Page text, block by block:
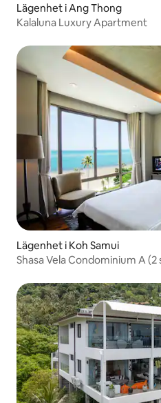
Lägenhet i Ang Thong
Kalaluna Luxury Apartment
Lägenhet i Koh Samui
Shasa Vela Condominium A